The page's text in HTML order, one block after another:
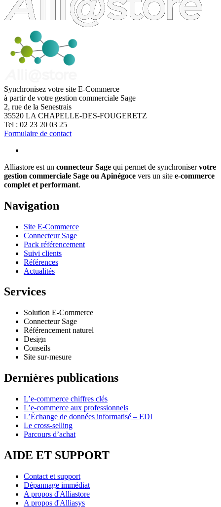
Synchronisez votre site E-Commerce
à partir de votre gestion commerciale Sage
2, rue de la Senestrais
35520 LA CHAPELLE-DES-FOUGERETZ
Tel : 02 23 20 03 25
Formulaire de contact
Alliastore est un connecteur Sage qui permet de synchroniservotre
gestion commerciale Sage ou Apinégoce vers un site e-commerce
complet et performant.
Navigation
Site E-Commerce
Connecteur Sage
Pack référencement
Suivi clients
Références
Actualités
Services
Solution E-Commerce
Connecteur Sage
Référencement naturel
Design
Conseils
Site sur-mesure
Dernières publications
L’e-commerce chiffres clés
L’e-commerce aux professionnels
L’Échange de données informatisé – EDI
Le cross-selling
Parcours d’achat
AIDE ET SUPPORT
Contact et support
Dépannage immédiat
A propos d'Alliastore
A propos d'Alliasys